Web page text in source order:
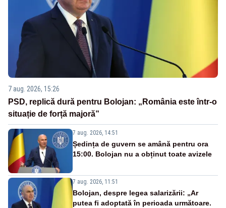
7 aug. 2026, 15:26
PSD, replică dură pentru Bolojan: „România este într-o
situație de forță majoră”
7 aug. 2026, 14:51
Ședința de guvern se amână pentru ora
15:00. Bolojan nu a obținut toate avizele
7 aug. 2026, 11:51
Bolojan, despre legea salarizării: „Ar
putea fi adoptată în perioada următoare.